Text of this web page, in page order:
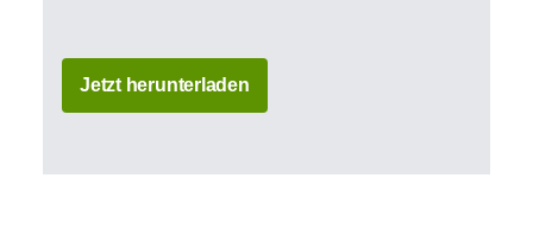
Jetzt herunterladen